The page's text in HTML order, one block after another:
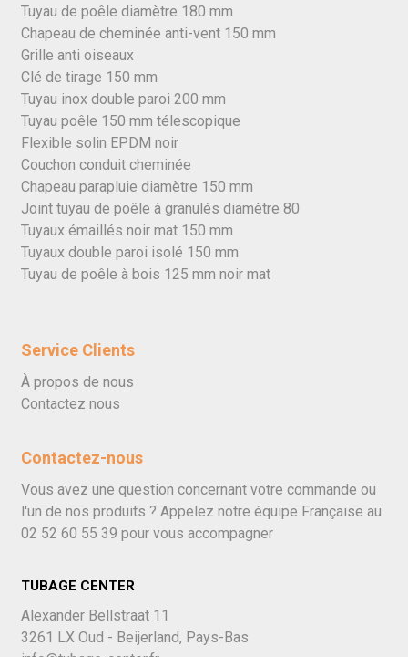
Tuyau de poêle diamètre 180 mm
Chapeau de cheminée anti-vent 150 mm
Grille anti oiseaux
Clé de tirage 150 mm
Tuyau inox double paroi 200 mm
Tuyau poêle 150 mm télescopique
Flexible solin EPDM noir
Couchon conduit cheminée
Chapeau parapluie diamètre 150 mm
Joint tuyau de poêle à granulés diamètre 80
Tuyaux émaillés noir mat 150 mm
Tuyaux double paroi isolé 150 mm
Tuyau de poêle à bois 125 mm noir mat
Service Clients
À propos de nous
Contactez nous
Contactez-nous
Vous avez une question concernant votre commande ou
l'un de nos produits ? Appelez notre équipe Française au
02 52 60 55 39 pour vous accompagner
TUBAGE CENTER
Alexander Bellstraat 11
3261 LX Oud - Beijerland, Pays-Bas